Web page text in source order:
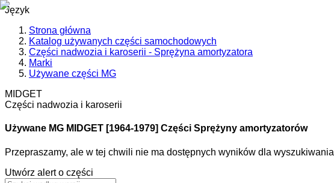
Język
Strona główna
Katalog używanych części samochodowych
Części nadwozia i karoserii - Sprężyna amortyzatora
Marki
Używane części MG
MIDGET
Części nadwozia i karoserii
Używane MG MIDGET [1964-1979] Części Sprężyny amortyzatorów
Przepraszamy, ale w tej chwili nie ma dostępnych wyników dla wyszukiwania
Utwórz alert o części